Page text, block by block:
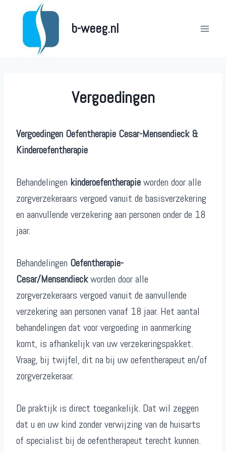
Doorgaan
b-weeg.nl
Vergoedingen
Vergoedingen Oefentherapie Cesar-Mensendieck &
Kinderoefentherapie
Behandelingen kinderoefentherapieworden door alle
zorgverzekeraars vergoed vanuit de basisverzekering
en aanvullende verzekering aan personen onder de 18
jaar.
Behandelingen Oefentherapie-
Cesar/Mensendieckworden door alle
zorgverzekeraars vergoed vanuit de aanvullende
verzekering aan personen vanaf 18 jaar. Het aantal
behandelingen dat voor vergoeding in aanmerking
komt, is afhankelijk van uw verzekeringspakket.
Vraag, bij twijfel, dit na bij uw oefentherapeut en/of
zorgverzekeraar.
De praktijk is direct toegankelijk. Dat wil zeggen
dat u en uw kind zonder verwijzing van de huisarts
of specialist bij de oefentherapeut terecht kunnen.